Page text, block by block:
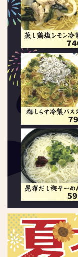
長野
ABOUT
亜熱帯のご案内
設備情報
ご利用方法
ご利用のルール
OTHERS
オトクなクーポン
リクルート
物件情報募集
CM紹介